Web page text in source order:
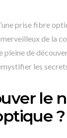
prise fibre
merveilleux de la
pleine de
les
le
?